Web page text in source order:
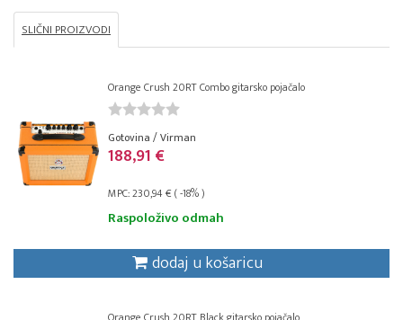
SLIČNI PROIZVODI
Orange Crush 20RT Combo gitarsko pojačalo
Gotovina / Virman
188,91 €
MPC: 230,94 € ( -18% )
Raspoloživo odmah
dodaj u košaricu